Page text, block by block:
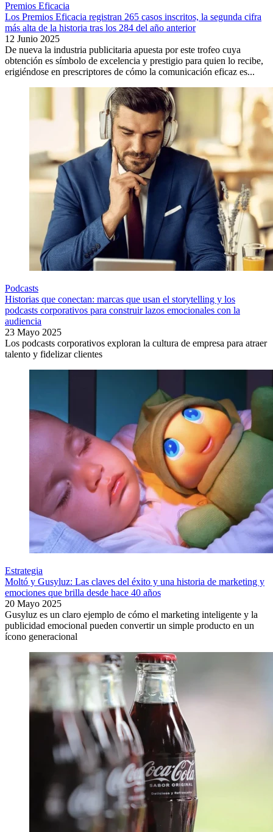
Premios Eficacia
Los Premios Eficacia registran 265 casos inscritos, la segunda cifra
más alta de la historia tras los 284 del año anterior
12 Junio 2025
De nueva la industria publicitaria apuesta por este trofeo cuya
obtención es símbolo de excelencia y prestigio para quien lo recibe,
erigiéndose en prescriptores de cómo la comunicación eficaz es...
Podcasts
Historias que conectan: marcas que usan el storytelling y los
podcasts corporativos para construir lazos emocionales con la
audiencia
23 Mayo 2025
Los podcasts corporativos exploran la cultura de empresa para atraer
talento y fidelizar clientes
Estrategia
Moltó y Gusyluz: Las claves del éxito y una historia de marketing y
emociones que brilla desde hace 40 años
20 Mayo 2025
Gusyluz es un claro ejemplo de cómo el marketing inteligente y la
publicidad emocional pueden convertir un simple producto en un
ícono generacional